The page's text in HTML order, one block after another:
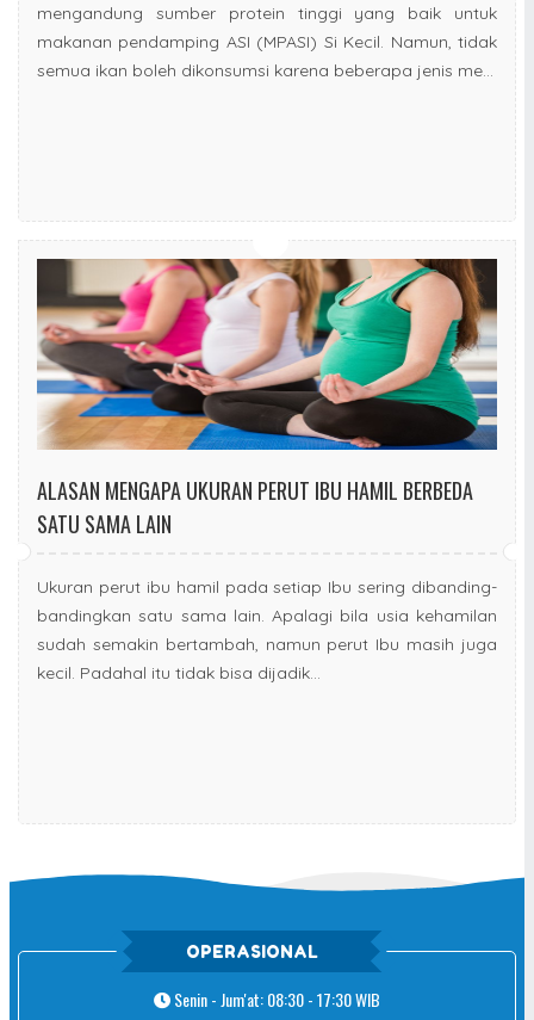
mengandung sumber protein tinggi yang baik untuk
makanan pendamping ASI (MPASI) Si Kecil. Namun, tidak
semua ikan boleh dikonsumsi karena beberapa jenis me...
ALASAN MENGAPA UKURAN PERUT IBU HAMIL BERBEDA
SATU SAMA LAIN
Ukuran perut ibu hamil pada setiap Ibu sering dibanding-
bandingkan satu sama lain. Apalagi bila usia kehamilan
sudah semakin bertambah, namun perut Ibu masih juga
kecil. Padahal itu tidak bisa dijadik...
OPERASIONAL
Senin - Jum'at: 08:30 - 17:30 WIB